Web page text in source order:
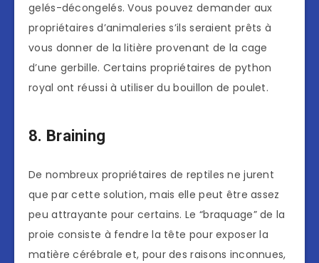
gelés-décongelés. Vous pouvez demander aux
propriétaires d’animaleries s’ils seraient prêts à
vous donner de la litière provenant de la cage
d’une gerbille. Certains propriétaires de python
royal ont réussi à utiliser du bouillon de poulet.
8. Braining
De nombreux propriétaires de reptiles ne jurent
que par cette solution, mais elle peut être assez
peu attrayante pour certains. Le “braquage” de la
proie consiste à fendre la tête pour exposer la
matière cérébrale et, pour des raisons inconnues,